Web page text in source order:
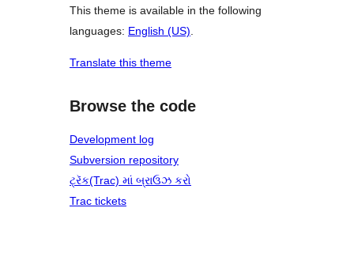
This theme is available in the following
languages: English (US).
Translate this theme
Browse the code
Development log
Subversion repository
ટ્રૅક(Trac) માં બ્રાઉઝ કરો
Trac tickets